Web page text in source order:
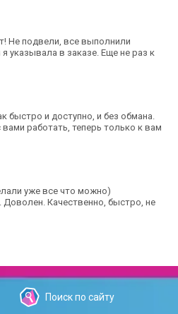
Не подвели, все выполнили
указывала в заказе. Еще не раз к
быстро и доступно, и без обмана.
работать, теперь только к вам
уже все что можно)
Качественно, быстро, не
Поиск по сайту